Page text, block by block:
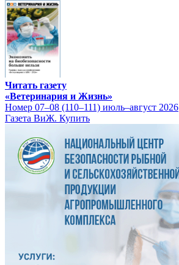
Читать газету
«Ветеринария и Жизнь»
Номер 07–08 (110–111) июль–август 2026
Газета ВиЖ. Купить